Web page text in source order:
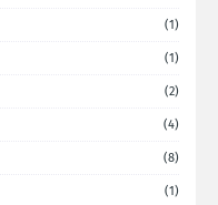
(1)
(1)
(2)
(4)
(8)
(1)